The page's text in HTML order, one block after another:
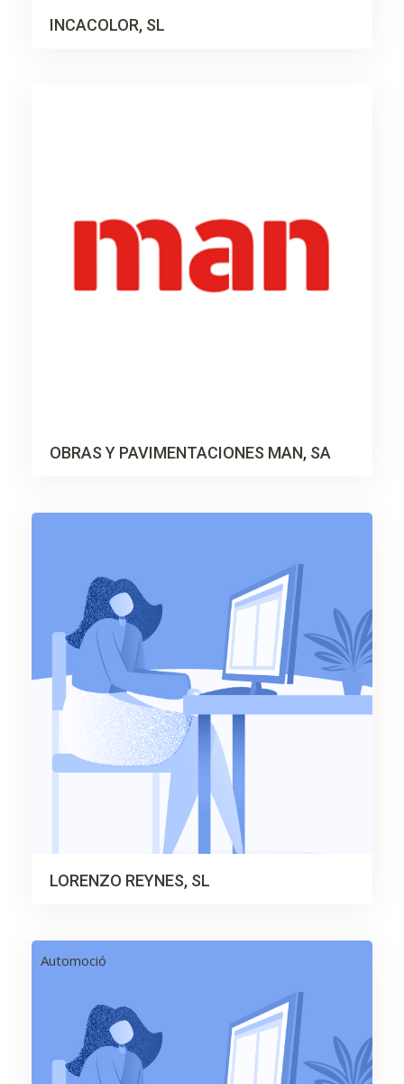
INCACOLOR, SL
OBRAS Y PAVIMENTACIONES MAN, SA
LORENZO REYNES, SL
Automoció